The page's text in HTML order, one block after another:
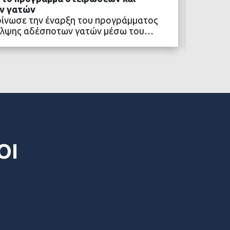
ΠΕΡΙΣΣΟΤΕΡΑ
γατών
την έναρξη του προγράμματος
αδέσποτων γατών μέσω του…